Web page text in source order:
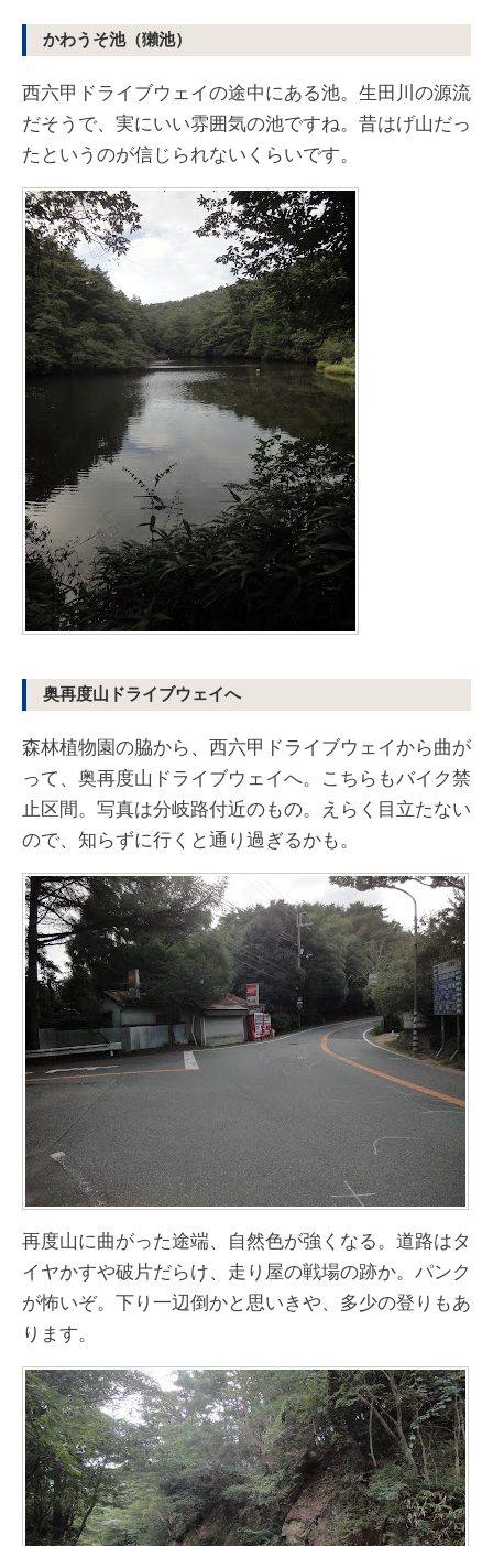
かわうそ池（獺池）
西六甲ドライブウェイの途中にある池。生田川の源流
だそうで、実にいい雰囲気の池ですね。昔はげ山だっ
たというのが信じられないくらいです。
奥再度山ドライブウェイへ
森林植物園の脇から、西六甲ドライブウェイから曲が
って、奥再度山ドライブウェイへ。こちらもバイク禁
止区間。写真は分岐路付近のもの。えらく目立たない
ので、知らずに行くと通り過ぎるかも。
再度山に曲がった途端、自然色が強くなる。道路はタ
イヤかすや破片だらけ、走り屋の戦場の跡か。パンク
が怖いぞ。下り一辺倒かと思いきや、多少の登りもあ
ります。